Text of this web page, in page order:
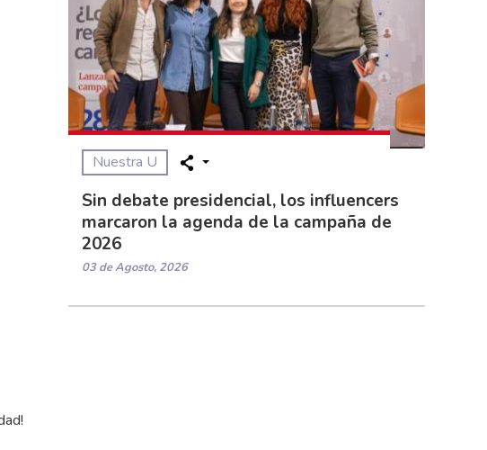
Nuestra U
Sin debate presidencial, los influencers
marcaron la agenda de la campaña de
2026
03 de Agosto, 2026